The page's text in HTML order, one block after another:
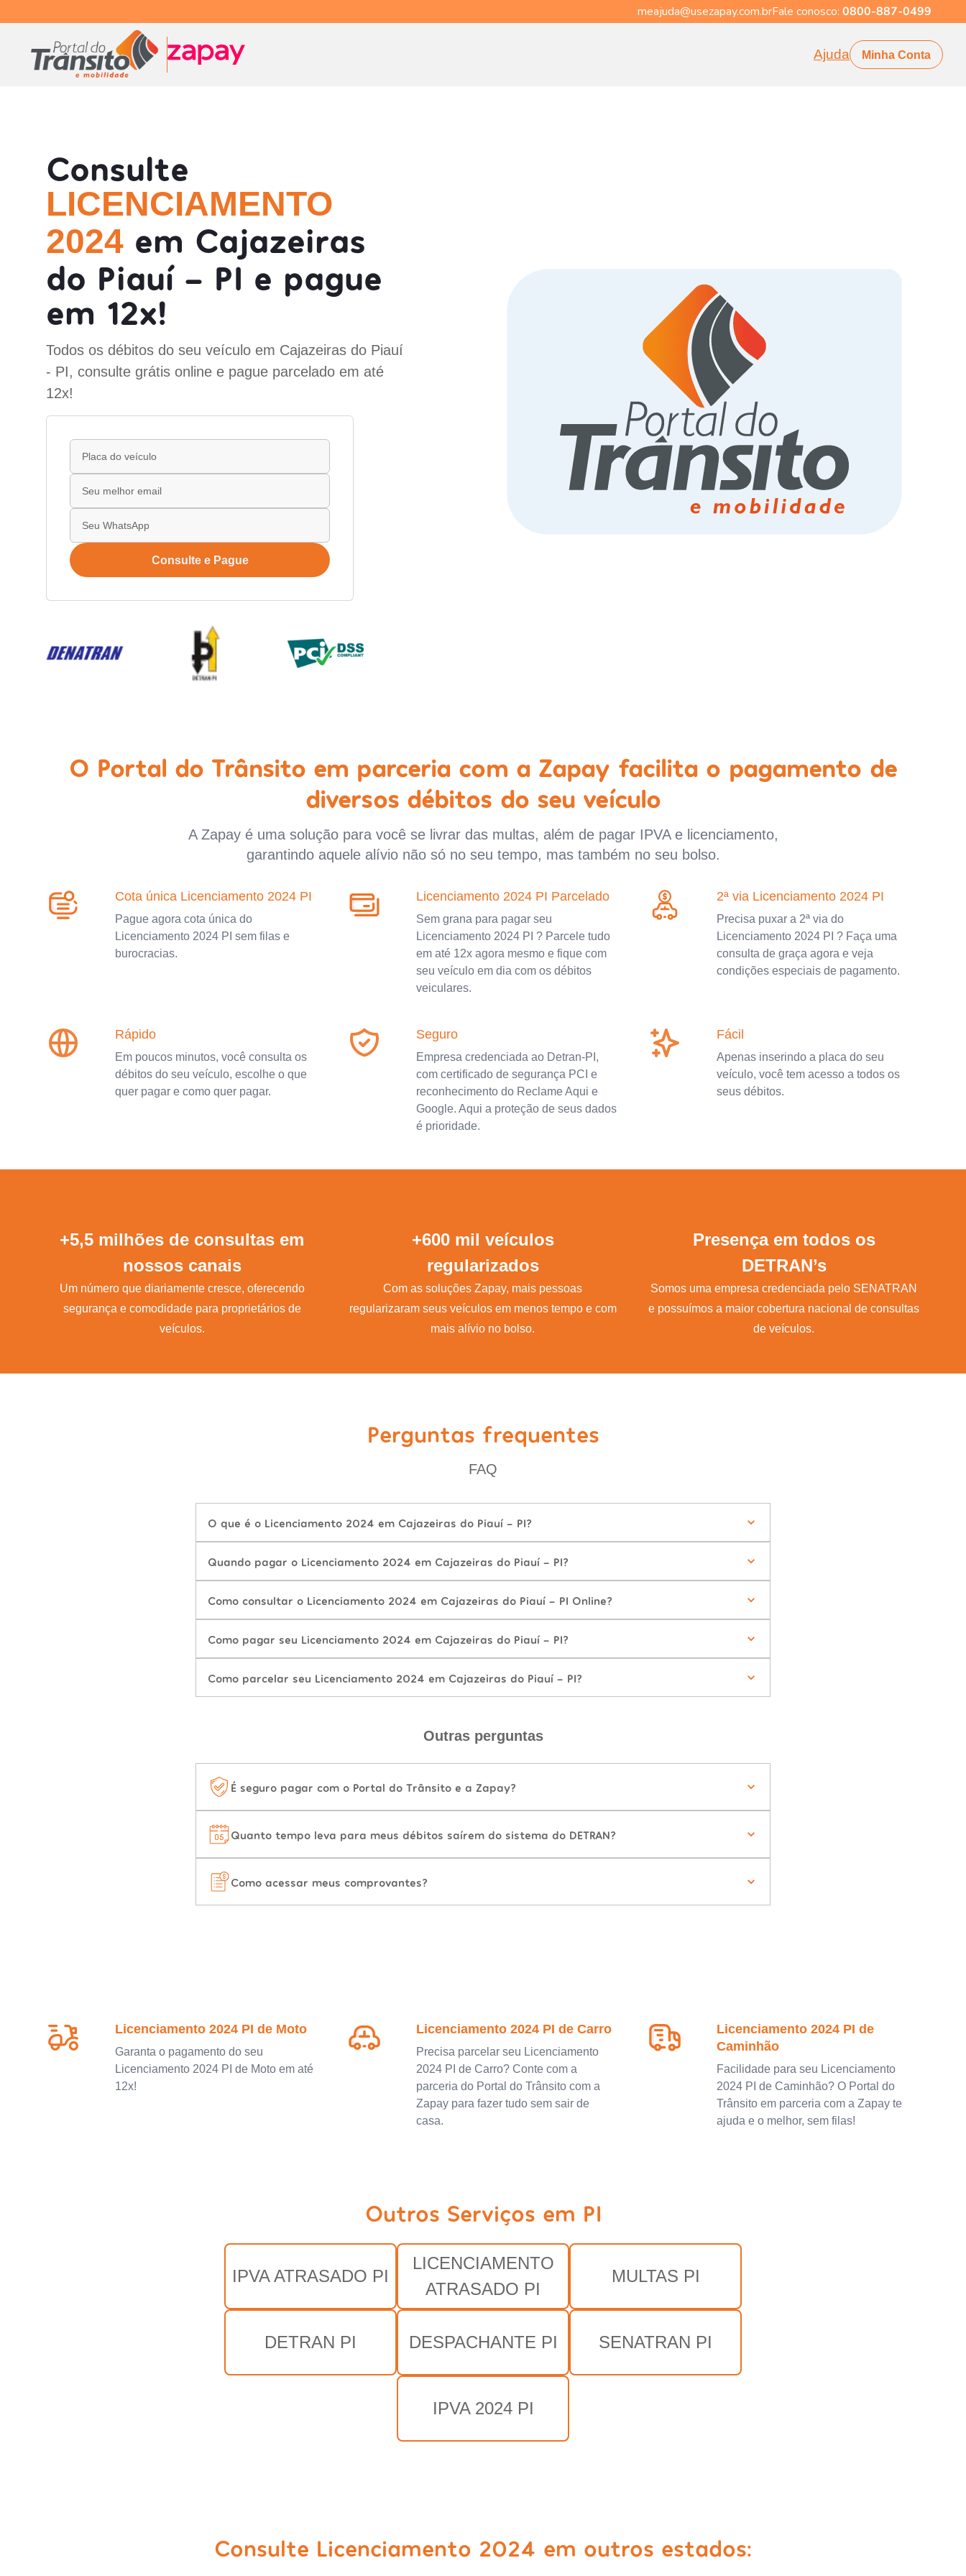
meajuda@usezapay.com.brFale conosco: 0800-887-0499
Ajuda Minha Conta
Consulte
LICENCIAMENTO
2024 em Cajazeiras
do Piauí - PI e pague
em 12x!
Todos os débitos do seu veículo em Cajazeiras do Piauí
- PI, consulte grátis online e pague parcelado em até
12x!
Consulte e Pague
O Portal do Trânsito em parceria com a Zapay facilita o pagamento de
diversos débitos do seu veículo
A Zapay é uma solução para você se livrar das multas, além de pagar IPVA e licenciamento,
garantindo aquele alívio não só no seu tempo, mas também no seu bolso.
Cota única Licenciamento 2024 PI
Pague agora cota única do
Licenciamento 2024 PI sem filas e
burocracias.
Licenciamento 2024 PI Parcelado
Sem grana para pagar seu
Licenciamento 2024 PI ? Parcele tudo
em até 12x agora mesmo e fique com
seu veículo em dia com os débitos
veiculares.
2ª via Licenciamento 2024 PI
Precisa puxar a 2ª via do
Licenciamento 2024 PI ? Faça uma
consulta de graça agora e veja
condições especiais de pagamento.
Rápido
Em poucos minutos, você consulta os
débitos do seu veículo, escolhe o que
quer pagar e como quer pagar.
Seguro
Empresa credenciada ao Detran-PI,
com certificado de segurança PCI e
reconhecimento do Reclame Aqui e
Google. Aqui a proteção de seus dados
é prioridade.
Fácil
Apenas inserindo a placa do seu
veículo, você tem acesso a todos os
seus débitos.
+5,5 milhões de consultas em
nossos canais
Um número que diariamente cresce, oferecendo
segurança e comodidade para proprietários de
veículos.
+600 mil veículos
regularizados
Com as soluções Zapay, mais pessoas
regularizaram seus veículos em menos tempo e com
mais alívio no bolso.
Presença em todos os
DETRAN’s
Somos uma empresa credenciada pelo SENATRAN
e possuímos a maior cobertura nacional de consultas
de veículos.
Perguntas frequentes
FAQ
O que é o Licenciamento 2024 em Cajazeiras do Piauí - PI?
Quando pagar o Licenciamento 2024 em Cajazeiras do Piauí - PI?
Como consultar o Licenciamento 2024 em Cajazeiras do Piauí - PI Online?
Como pagar seu Licenciamento 2024 em Cajazeiras do Piauí - PI?
Como parcelar seu Licenciamento 2024 em Cajazeiras do Piauí - PI?
Outras perguntas
É seguro pagar com o Portal do Trânsito e a Zapay?
Quanto tempo leva para meus débitos saírem do sistema do DETRAN?
Como acessar meus comprovantes?
Licenciamento 2024 PI de Moto
Garanta o pagamento do seu
Licenciamento 2024 PI de Moto em até
12x!
Licenciamento 2024 PI de Carro
Precisa parcelar seu Licenciamento
2024 PI de Carro? Conte com a
parceria do Portal do Trânsito com a
Zapay para fazer tudo sem sair de
casa.
Licenciamento 2024 PI de
Caminhão
Facilidade para seu Licenciamento
2024 PI de Caminhão? O Portal do
Trânsito em parceria com a Zapay te
ajuda e o melhor, sem filas!
Outros Serviços em PI
IPVA ATRASADO PI
LICENCIAMENTO
ATRASADO PI
MULTAS PI
DETRAN PI DESPACHANTE PI SENATRAN PI
IPVA 2024 PI
Consulte Licenciamento 2024 em outros estados: